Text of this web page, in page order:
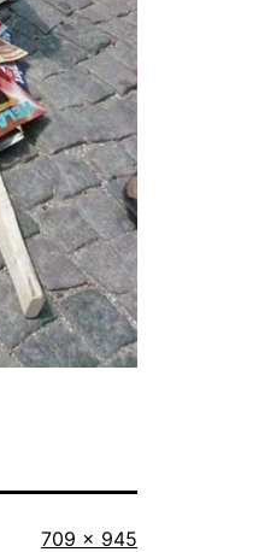
Vollständige
709 × 945